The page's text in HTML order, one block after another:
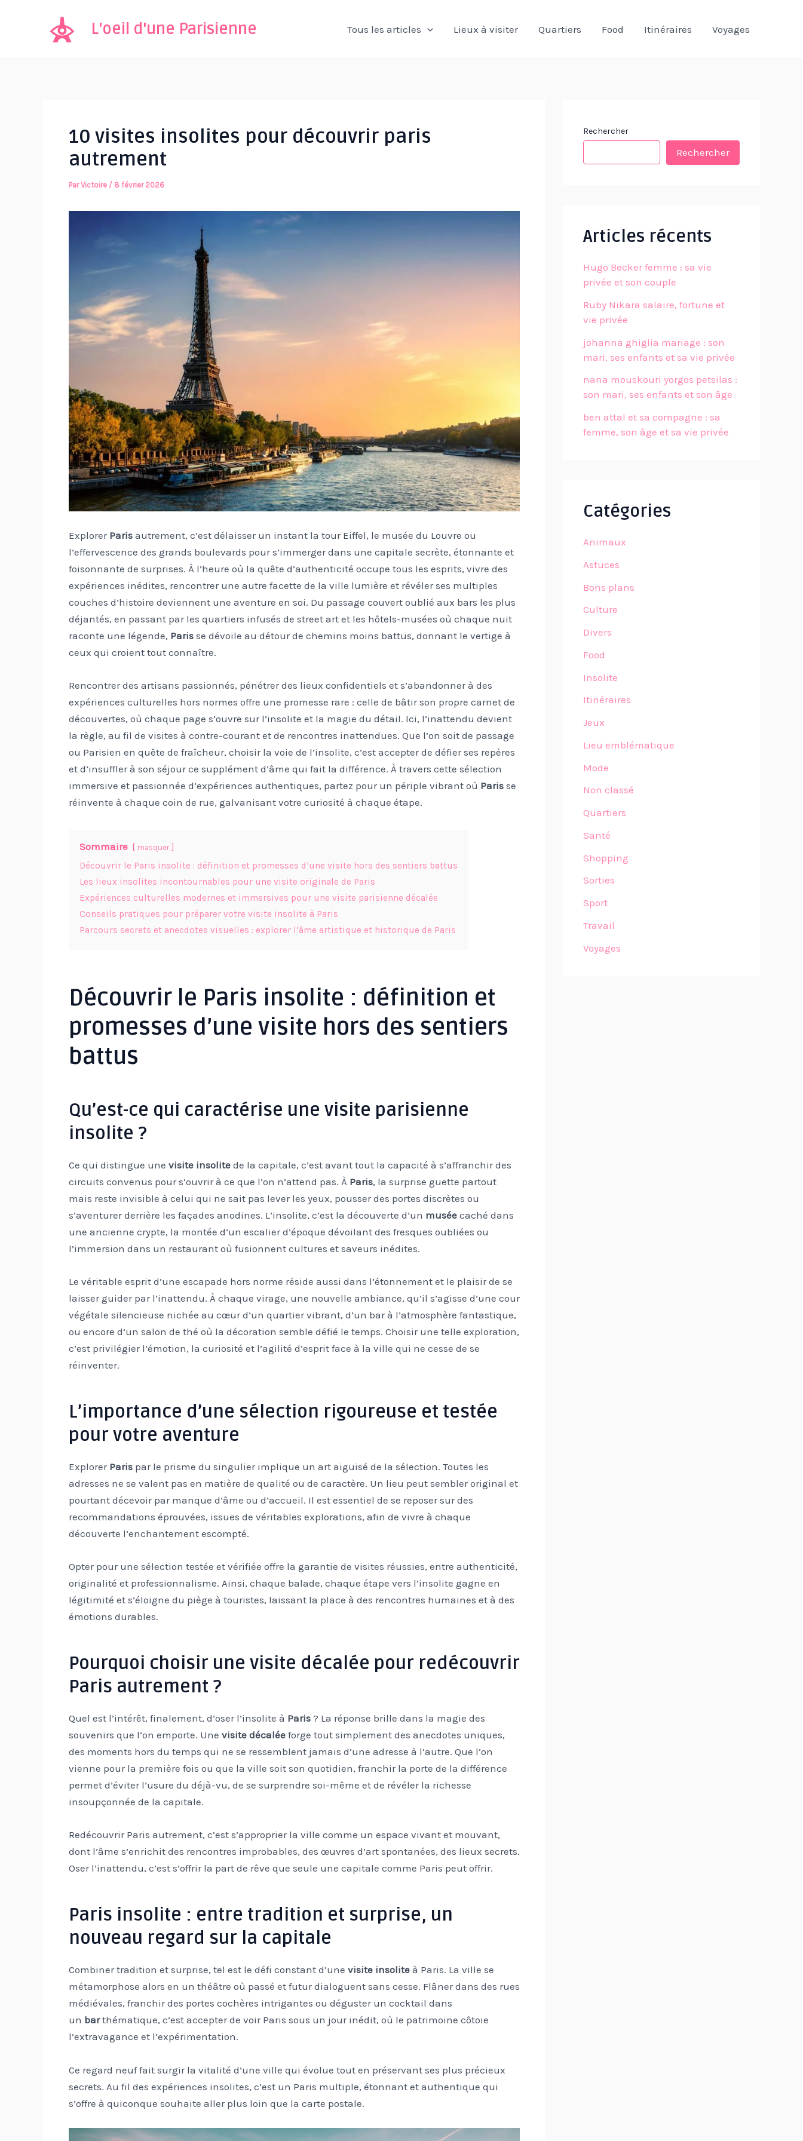
L'oeil d'une Parisienne Tous les articles Lieux à visiter Quartiers Food Itinéraires Voyages
10 visites insolites pour découvrir paris
autrement
ParVictoire / 8 février 2026
Explorer Parisautrement, c’est délaisser un instant la tour Eiffel, le musée du Louvre ou
l’effervescence des grands boulevards pour s’immerger dans une capitale secrète, étonnante et
foisonnante de surprises. À l’heure où la quête d’authenticité occupe tous les esprits, vivre des
expériences inédites, rencontrer une autre facette de la ville lumière et révéler ses multiples
couches d’histoire deviennent une aventure en soi. Du passage couvert oublié aux bars les plus
déjantés, en passant par les quartiers infusés de street art et les hôtels-musées où chaque nuit
raconte une légende, Parisse dévoile au détour de chemins moins battus, donnant le vertige à
ceux qui croient tout connaître.
Rencontrer des artisans passionnés, pénétrer des lieux confidentiels et s’abandonner à des
expériences culturelles hors normes offre une promesse rare : celle de bâtir son propre carnet de
découvertes, où chaque page s’ouvre sur l’insolite et la magie du détail. Ici, l’inattendu devient
la règle, au fil de visites à contre-courant et de rencontres inattendues. Que l’on soit de passage
ou Parisien en quête de fraîcheur, choisir la voie de l’insolite, c’est accepter de défier ses repères
et d’insuffler à son séjour ce supplément d’âme qui fait la différence. À travers cette sélection
immersive et passionnée d’expériences authentiques, partez pour un périple vibrant où Parisse
réinvente à chaque coin de rue, galvanisant votre curiosité à chaque étape.
Sommaire masquer
Découvrir le Paris insolite : définition et promesses d’une visite hors des sentiers battus
Les lieux insolites incontournables pour une visite originale de Paris
Expériences culturelles modernes et immersives pour une visite parisienne décalée
Conseils pratiques pour préparer votre visite insolite à Paris
Parcours secrets et anecdotes visuelles : explorer l’âme artistique et historique de Paris
Découvrir le Paris insolite : définition et
promesses d’une visite hors des sentiers
battus
Qu’est-ce qui caractérise une visite parisienne
insolite ?
Ce qui distingue une visite insolitede la capitale, c’est avant tout la capacité à s’affranchir des
circuits convenus pour s’ouvrir à ce que l’on n’attend pas. À Paris, la surprise guette partout
mais reste invisible à celui qui ne sait pas lever les yeux, pousser des portes discrètes ou
s’aventurer derrière les façades anodines. L’insolite, c’est la découverte d’un muséecaché dans
une ancienne crypte, la montée d’un escalier d’époque dévoilant des fresques oubliées ou
l’immersion dans un restaurant où fusionnent cultures et saveurs inédites.
Le véritable esprit d’une escapade hors norme réside aussi dans l’étonnement et le plaisir de se
laisser guider par l’inattendu. À chaque virage, une nouvelle ambiance, qu’il s’agisse d’une cour
végétale silencieuse nichée au cœur d’un quartier vibrant, d’un bar à l’atmosphère fantastique,
ou encore d’un salon de thé où la décoration semble défié le temps. Choisir une telle exploration,
c’est privilégier l’émotion, la curiosité et l’agilité d’esprit face à la ville qui ne cesse de se
réinventer.
L’importance d’une sélection rigoureuse et testée
pour votre aventure
Explorer Parispar le prisme du singulier implique un art aiguisé de la sélection. Toutes les
adresses ne se valent pas en matière de qualité ou de caractère. Un lieu peut sembler original et
pourtant décevoir par manque d’âme ou d’accueil. Il est essentiel de se reposer sur des
recommandations éprouvées, issues de véritables explorations, afin de vivre à chaque
découverte l’enchantement escompté.
Opter pour une sélection testée et vérifiée offre la garantie de visites réussies, entre authenticité,
originalité et professionnalisme. Ainsi, chaque balade, chaque étape vers l’insolite gagne en
légitimité et s’éloigne du piège à touristes, laissant la place à des rencontres humaines et à des
émotions durables.
Pourquoi choisir une visite décalée pour redécouvrir
Paris autrement ?
Quel est l’intérêt, finalement, d’oser l’insolite à Paris? La réponse brille dans la magie des
souvenirs que l’on emporte. Une visite décaléeforge tout simplement des anecdotes uniques,
des moments hors du temps qui ne se ressemblent jamais d’une adresse à l’autre. Que l’on
vienne pour la première fois ou que la ville soit son quotidien, franchir la porte de la différence
permet d’éviter l’usure du déjà-vu, de se surprendre soi-même et de révéler la richesse
insoupçonnée de la capitale.
Redécouvrir Paris autrement, c’est s’approprier la ville comme un espace vivant et mouvant,
dont l’âme s’enrichit des rencontres improbables, des œuvres d’art spontanées, des lieux secrets.
Oser l’inattendu, c’est s’offrir la part de rêve que seule une capitale comme Paris peut offrir.
Paris insolite : entre tradition et surprise, un
nouveau regard sur la capitale
Combiner tradition et surprise, tel est le défi constant d’une visite insoliteà Paris. La ville se
métamorphose alors en un théâtre où passé et futur dialoguent sans cesse. Flâner dans des rues
médiévales, franchir des portes cochères intrigantes ou déguster un cocktail dans
un barthématique, c’est accepter de voir Paris sous un jour inédit, où le patrimoine côtoie
l’extravagance et l’expérimentation.
Ce regard neuf fait surgir la vitalité d’une ville qui évolue tout en préservant ses plus précieux
secrets. Au fil des expériences insolites, c’est un Paris multiple, étonnant et authentique qui
s’offre à quiconque souhaite aller plus loin que la carte postale.
Rechercher
Rechercher
Articles récents
Hugo Becker femme : sa vie
privée et son couple
Ruby Nikara salaire, fortune et
vie privée
johanna ghiglia mariage : son
mari, ses enfants et sa vie privée
nana mouskouri yorgos petsilas :
son mari, ses enfants et son âge
ben attal et sa compagne : sa
femme, son âge et sa vie privée
Catégories
Animaux
Astuces
Bons plans
Culture
Divers
Food
Insolite
Itinéraires
Jeux
Lieu emblématique
Mode
Non classé
Quartiers
Santé
Shopping
Sorties
Sport
Travail
Voyages